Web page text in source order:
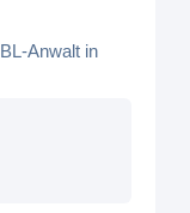
Anwalt in